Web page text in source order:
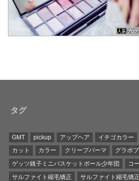
タグ
GMT pickup アップヘア イチゴカラー
カット
カラー クリープパーマ
グラボブ
ゲッツ銚子ミニバスケットボール少年団
コ
サルファイト縮毛矯正
サルファイト縮毛矯